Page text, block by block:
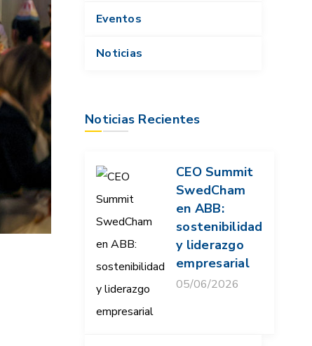
Eventos
Noticias
Noticias Recientes
CEO Summit
SwedCham
en ABB:
sostenibilidad
y liderazgo
empresarial
05/06/2026